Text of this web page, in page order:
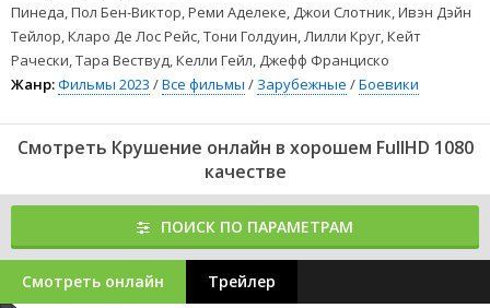
Пинеда, Пол Бен-Виктор, Реми Аделеке, Джои Слотник, Ивэн Дэйн
Тейлор, Кларо Де Лос Рейс, Тони Голдуин, Лилли Круг, Кейт
Рачески, Тара Вествуд, Келли Гейл, Джефф Франциско
Жанр:Фильмы 2023 /Все фильмы / Зарубежные /Боевики
Смотреть Крушение онлайн в хорошем FullHD 1080
качестве
ПОИСК ПО ПАРАМЕТРАМ
Смотреть онлайн Трейлер